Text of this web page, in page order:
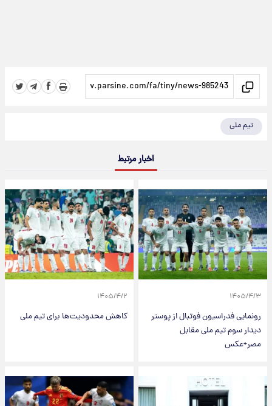
تیم ملی
اخبار مرتبط
۱۴۰۵/۴/۳
رونمایی فدراسیون فوتبال از پوستر
دیدار سوم تیم ملی مقابل
مصر+عکس
۱۴۰۵/۴/۲
کاهش محدودیت‌ها برای تیم ملی